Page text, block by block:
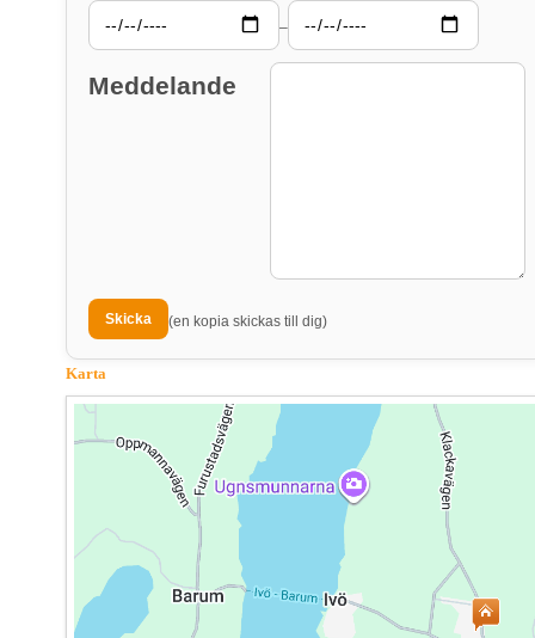
–
Meddelande
(en kopia skickas till dig)
Karta